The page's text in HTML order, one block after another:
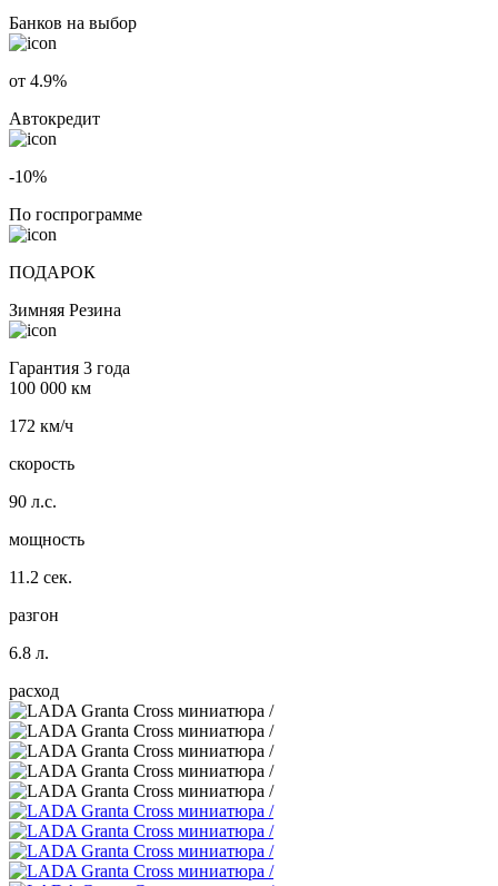
Банков на выбор
от 4.9%
Автокредит
-10%
По госпрограмме
ПОДАРОК
Зимняя Резина
Гарантия 3 года
100 000 км
172 км/ч
скорость
90 л.с.
мощность
11.2 сек.
разгон
6.8 л.
расход